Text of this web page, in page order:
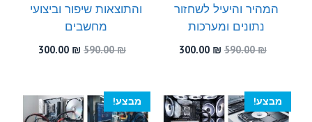
המהיר והיעיל לשחזור
נתונים ומערכות
590.00₪
המחיר
590.00 ₪.
300.00 ₪
300.00 ₪.
והתוצאות שיפור וביצועי
מחשבים
590.00₪
המחיר
590.00 ₪.
300.00 ₪
המחיר
300.00 ₪.
מבצע! מבצע!